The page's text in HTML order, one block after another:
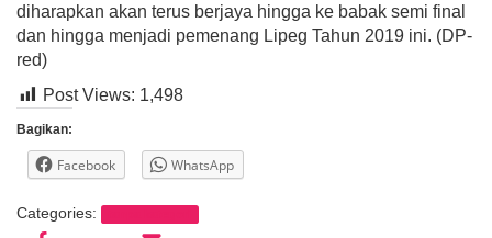
diharapkan akan terus berjaya hingga ke babak semi final
dan hingga menjadi pemenang Lipeg Tahun 2019 ini. (DP-
red)
Post Views: 1,498
Bagikan:
Facebook WhatsApp
Categories: